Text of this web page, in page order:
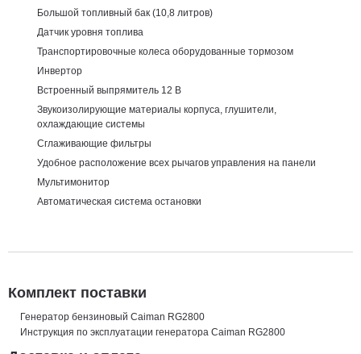
Большой топливный бак (10,8 литров)
Датчик уровня топлива
Транспортировочные колеса оборудованные тормозом
Инвертор
Встроенный выпрямитель 12 В
Звукоизолирующие материалы корпуса, глушители,
охлаждающие системы
Сглаживающие фильтры
Удобное расположение всех рычагов управления на панели
Мультимонитор
Автоматическая система остановки
Комплект поставки
Генератор бензиновый Caiman RG2800
Инструкция по эксплуатации генератора Caiman RG2800